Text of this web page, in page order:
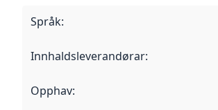
Språk:
Innhaldsleverandørar:
Opphav: